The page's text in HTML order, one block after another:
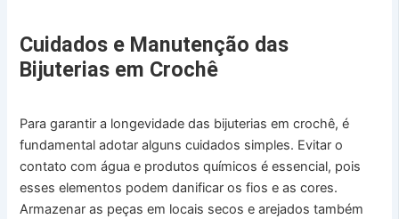
Cuidados e Manutenção das
Bijuterias em Crochê
Para garantir a longevidade das bijuterias em crochê, é
fundamental adotar alguns cuidados simples. Evitar o
contato com água e produtos químicos é essencial, pois
esses elementos podem danificar os fios e as cores.
Armazenar as peças em locais secos e arejados também